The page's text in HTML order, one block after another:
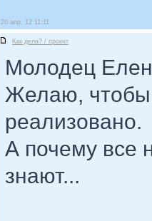
20 апр, 12 11:11
Как дела? / проект
Молодец
Желаю, чтобы
реализовано.
А почему все
знают...